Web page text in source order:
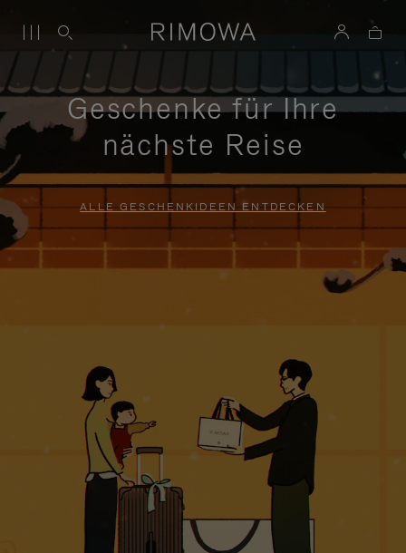
Geschenke für Ihre
nächste Reise
ALLE GESCHENKIDEEN ENTDECKEN